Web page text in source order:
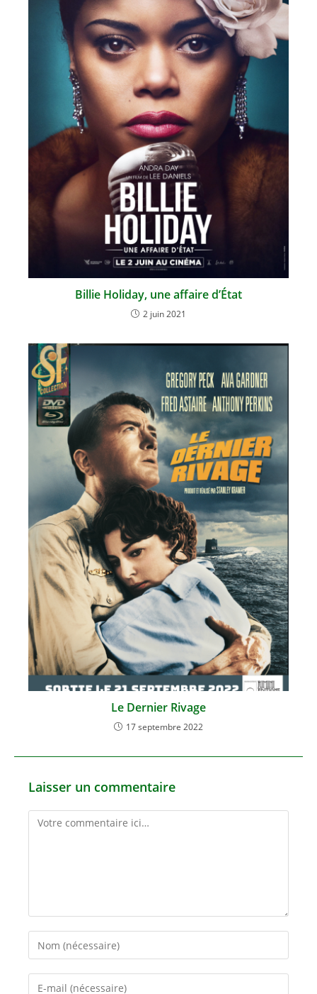
Billie Holiday, une affaire d’État
2 juin 2021
Le Dernier Rivage
17 septembre 2022
Laisser un commentaire
Comment
Enter
your
name
Enter